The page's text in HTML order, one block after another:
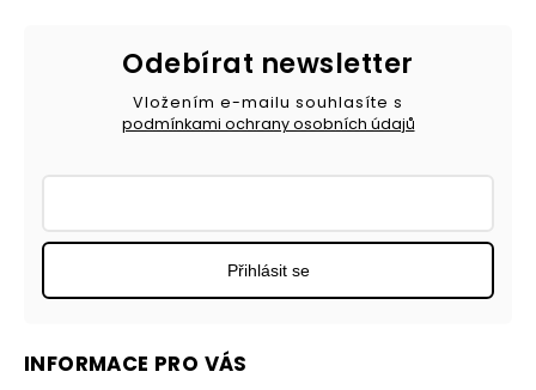
INFORMACE PRO VÁS
Odebírat newsletter
Vložením e-mailu souhlasíte s
podmínkami ochrany osobních údajů
Přihlásit se